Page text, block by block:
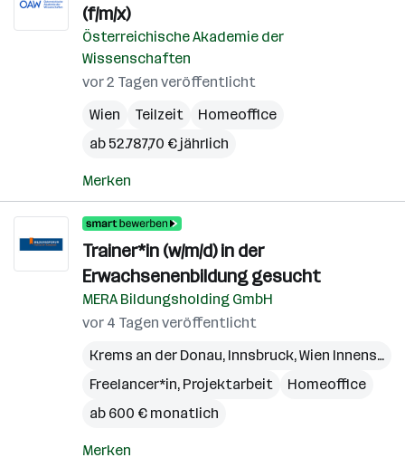
(f/m/x)
Österreichische Akademie der
Wissenschaften
vor 2 Tagen veröffentlicht
Wien
Teilzeit
Homeoffice
ab 52.787,70 € jährlich
Merken
Trainer*in (w/m/d) in der
Erwachsenenbildung gesucht
MERA Bildungsholding GmbH
vor 4 Tagen veröffentlicht
Krems an der Donau, Innsbruck,Wien Innenstadt
Freelancer*in, Projektarbeit
Homeoffice
ab 600 € monatlich
Merken